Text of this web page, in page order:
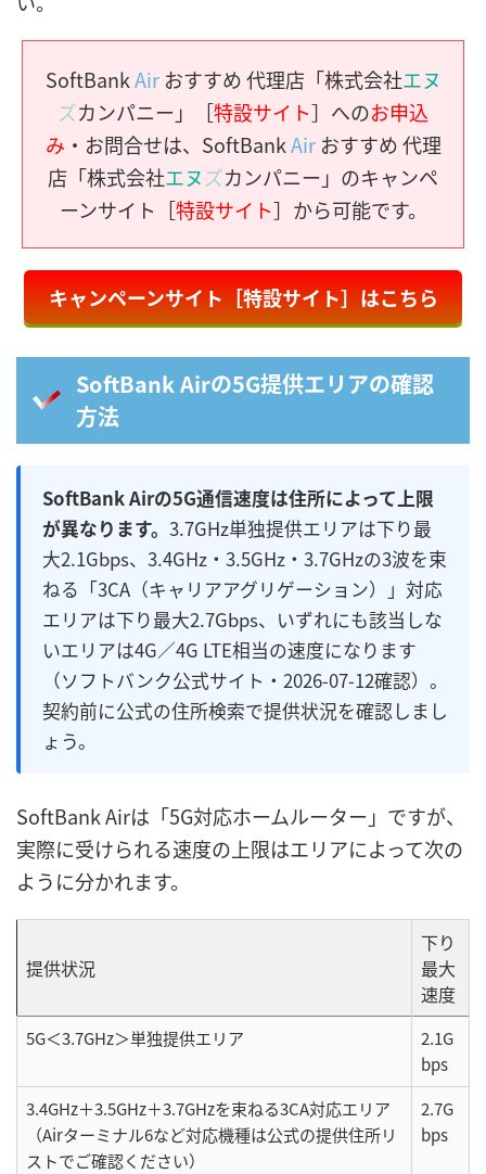
SoftBankAirおすすめ 代理店「株式会社エヌ
ズカンパニー」［特設サイト］へのお申込
み ・お問合せは、SoftBankAirおすすめ 代理
店「株式会社エヌズカンパニー」のキャンペ
ーンサイト［特設サイト］から可能です。
キャンペーンサイト［特設サイト］はこちら
SoftBank Airの5G提供エリアの確認
方法
SoftBank Airの5G通信速度は住所によって上限
が異なります。 3.7GHz単独提供エリアは下り最
大2.1Gbps、3.4GHz・3.5GHz・3.7GHzの3波を束
ねる「3CA（キャリアアグリゲーション）」対応
エリアは下り最大2.7Gbps、いずれにも該当しな
いエリアは4G／4G LTE相当の速度になります
（ソフトバンク公式サイト・2026-07-12確認）。
契約前に公式の住所検索で提供状況を確認しまし
ょう。
SoftBank Airは「5G対応ホームルーター」ですが、
実際に受けられる速度の上限はエリアによって次の
ように分かれます。
提供状況
下り
最大
速度
5G＜3.7GHz＞単独提供エリア
2.1G
bps
3.4GHz＋3.5GHz＋3.7GHzを束ねる3CA対応エリア
（Airターミナル6など対応機種は公式の提供住所リ
ストでご確認ください）
2.7G
bps